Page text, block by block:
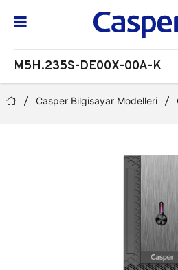
M5H.235S-DE00X-00A-K
Casper Bilgisayar Modelleri